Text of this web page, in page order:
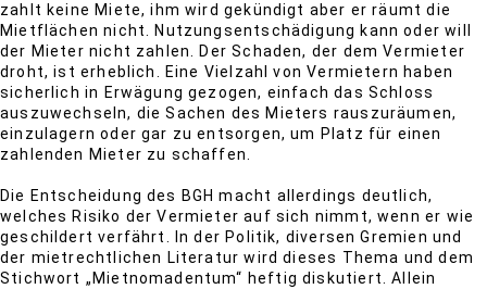
zahlt keine Miete, ihm wird gekündigt aber er räumt die
Mietflächen nicht. Nutzungsentschädigung kann oder will
der Mieter nicht zahlen. Der Schaden, der dem Vermieter
droht, ist erheblich. Eine Vielzahl von Vermietern haben
sicherlich in Erwägung gezogen, einfach das Schloss
auszuwechseln, die Sachen des Mieters rauszuräumen,
einzulagern oder gar zu entsorgen, um Platz für einen
zahlenden Mieter zu schaffen.
Die Entscheidung des BGH macht allerdings deutlich,
welches Risiko der Vermieter auf sich nimmt, wenn er wie
geschildert verfährt. In der Politik, diversen Gremien und
der mietrechtlichen Literatur wird dieses Thema und dem
Stichwort „Mietnomadentum“ heftig diskutiert. Allein